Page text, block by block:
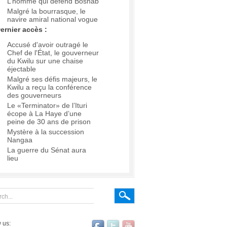
Malgré la bourrasque, le
navire amiral national vogue
accès :
Accusé d'avoir outragé le
Chef de l'État, le gouverneur
du Kwilu sur une chaise
éjectable
Malgré ses défis majeurs, le
Kwilu a reçu la conférence
des gouverneurs
Le «Terminator» de l’Ituri
écope à La Haye d’une
peine de 30 ans de prison
Mystère à la succession
Nangaa
La guerre du Sénat aura
lieu
us: